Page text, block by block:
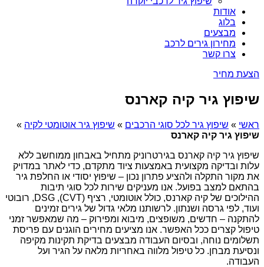
אודות
בלוג
מבצעים
מחירון גירים לרכב
צרו קשר
הצעת מחיר
שיפוץ גיר קיה קארנס
ראשי » שיפוץ גיר לכל סוגי הרכבים » שיפוץ גיר אוטומטי לקיה »
שיפוץ גיר קיה קארנס
שיפוץ גיר קיה קארנס בגירטרוניק מתחיל באבחון ממוחשב ללא
עלות ובדיקה מקצועית באמצעות ציוד מתקדם, כדי לאתר במדויק
את מקור התקלה ולהציע פתרון נכון – שיפוץ יסודי או החלפת גיר
בהתאם למצב בפועל. אנו מעניקים שירות לכל סוגי תיבות
ההילוכים של קיה קארנס, כולל אוטומטי, רציף (CVT), DSG, רובוטי
ועוד, לפי גרסה ושנתון. לרשותנו מלאי גדול של גירים זמינים
להתקנה – חדשים, משופצים, מיבוא ומפירוק – מה שמאפשר זמני
טיפול קצרים ככל האפשר. אנו מציעים מחירים הוגנים עם פריסת
תשלומים נוחה, ובסיום העבודה מבצעים בדיקת תקינות מקיפה
ונסיעת מבחן. כל טיפול מלווה באחריות מלאה על הגיר ועל
העבודה.